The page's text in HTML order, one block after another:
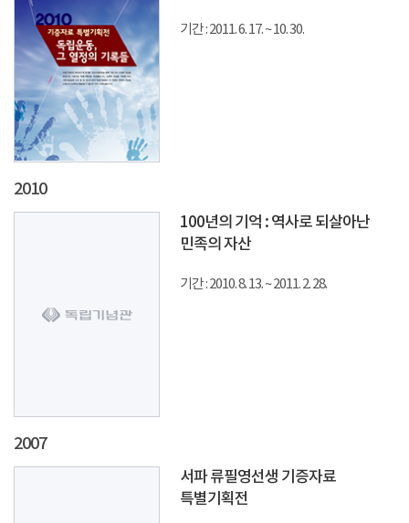
기간 : 2011. 6. 17. ~ 10. 30.
2010
100년의 기억 : 역사로 되살아난
민족의 자산
기간 : 2010. 8. 13. ~ 2011. 2. 28.
2007
서파 류필영선생 기증자료
특별기획전